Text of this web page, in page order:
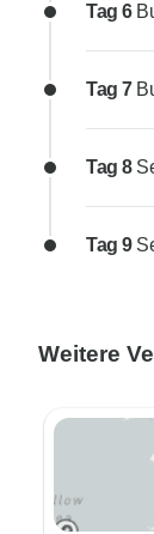
Tag 6
Tag 7
Tag 8
Tag 9
Weitere